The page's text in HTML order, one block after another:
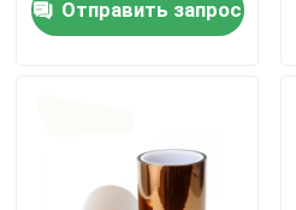
Клейкая лента ЛЮБИМЦА
Отправить запрос